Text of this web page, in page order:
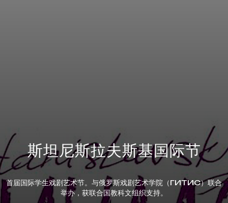
斯坦尼斯拉夫斯基国际节
首届国际学生戏剧艺术节。与俄罗斯戏剧艺术学院（ГИТИС）联合
举办，获联合国教科文组织支持。